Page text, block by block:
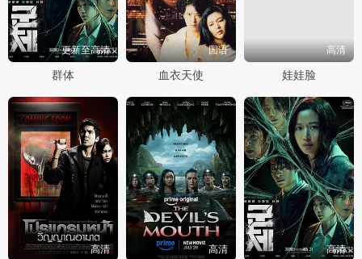
更新至高清
群体
国语
血衣天使
高清
娃娃脸
高清 高清 高清